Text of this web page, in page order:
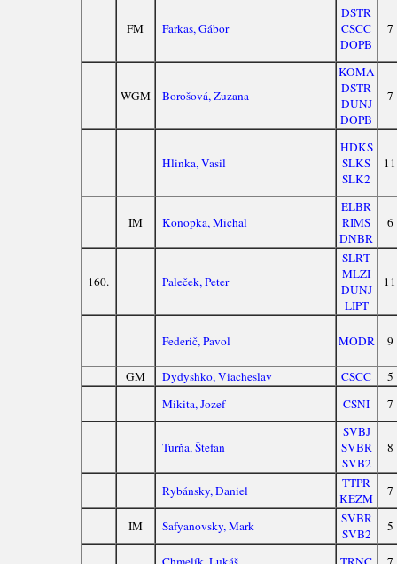
FM Farkas, Gábor
DSTR
CSCC
DOPB
7
WGM Borošová, Zuzana
KOMA
DSTR
DUNJ
DOPB
7
Hlinka, Vasil
HDKS
SLKS
SLK2
11
IM Konopka, Michal
ELBR
RIMS
DNBR
6
160. Paleček, Peter
SLRT
MLZI
DUNJ
LIPT
11
Federič, Pavol MODR 9
GM Dydyshko, Viacheslav CSCC
5
Mikita, Jozef
CSNI 7
Turňa, Štefan
SVBJ
SVBR
SVB2
8
Rybánsky, Daniel
TTPR
KEZM
7
IM Safyanovsky, Mark
SVBR
SVB2
5